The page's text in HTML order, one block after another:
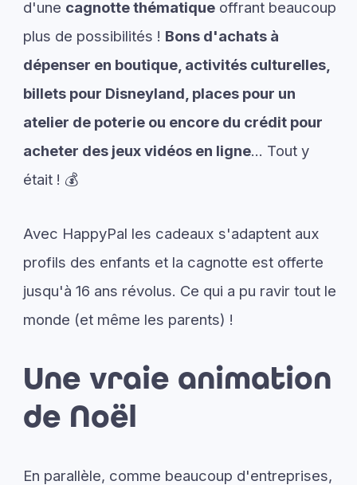
d'une cagnotte thématique offrant beaucoup
plus de possibilités ! Bons d'achats à
dépenser en boutique, activités culturelles,
billets pour Disneyland, places pour un
atelier de poterie ou encore du crédit pour
acheter des jeux vidéos en ligne... Tout y
était ! 💰
Avec HappyPal les cadeaux s'adaptent aux
profils des enfants et la cagnotte est offerte
jusqu'à 16 ans révolus. Ce qui a pu ravir tout le
monde (et même les parents) !
Une vraie animation
de Noël
En parallèle, comme beaucoup d'entreprises,